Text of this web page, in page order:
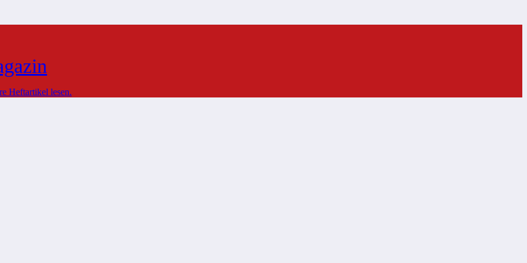
Heftartikel lesen.